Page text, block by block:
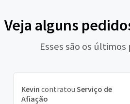
Veja alguns
Esses são os
Kevin contratou Serviço de
Afiação